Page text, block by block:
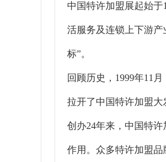
中国特许加盟展起始
活服务及连锁上下游
标”。
回顾历史，1999年11
拉开了中国特许加盟大
创办24年来，中国特
作用。众多特许加盟